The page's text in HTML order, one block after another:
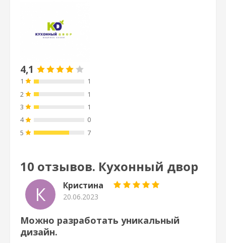
4,1
1
1
2
1
3
1
4
0
5
7
10 отзывов. Кухонный двор
К Кристина
20.06.2023
Можно разработать уникальный
дизайн.